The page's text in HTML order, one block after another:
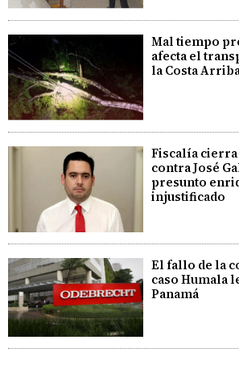
Mal tiempo
afecta el
la Costa
Fiscalía
contra José
presunto
injustificado
El fallo de la
caso Humala
Panamá